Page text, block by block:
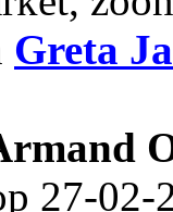
Greta
27-